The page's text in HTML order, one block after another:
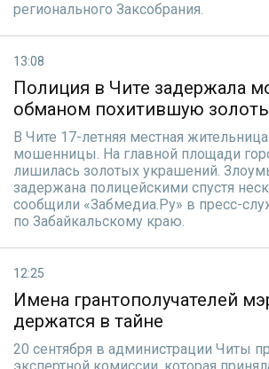
регионального Заксобрания.
13:08
Полиция в Чите задержала
обманом похитившую
В Чите 17-летняя местная
мошенницы. На главной площади
лишилась золотых украшений.
задержана полицейскими спустя
сообщили «Забмедиа.Ру» в пресс-
по Забайкальскому краю.
12:25
Имена грантополучателей
держатся в тайне
20 сентября в администрации Читы